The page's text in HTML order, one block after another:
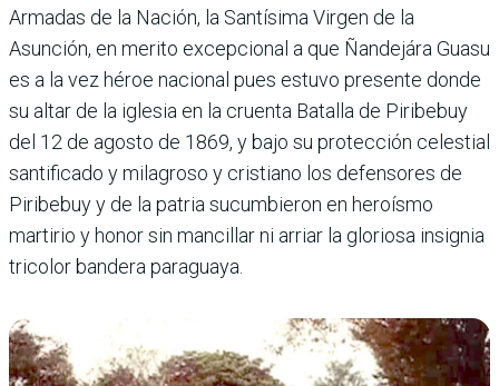
Armadas de la Nación, la Santísima Virgen de la
Asunción, en merito excepcional a que Ñandejára Guasu
es a la vez héroe nacional pues estuvo presente donde
su altar de la iglesia en la cruenta Batalla de Piribebuy
del 12 de agosto de 1869, y bajo su protección celestial
santificado y milagroso y cristiano los defensores de
Piribebuy y de la patria sucumbieron en heroísmo
martirio y honor sin mancillar ni arriar la gloriosa insignia
tricolor bandera paraguaya.